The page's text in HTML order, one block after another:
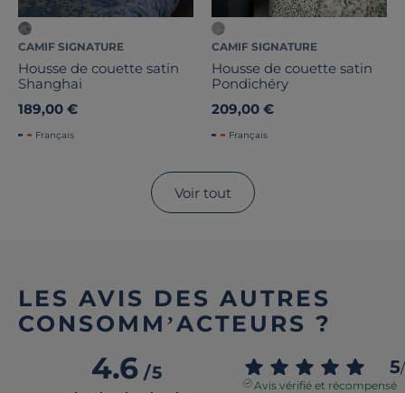
CAMIF SIGNATURE
Housse de couette satin
Shanghai
189,00 €
Français
CAMIF SIGNATURE
Housse de couette satin
Pondichéry
209,00 €
Français
Voir tout
LES AVIS DES AUTRES
CONSOMM’ACTEURS ?
4.6/5 5/
Avis vérifié et récompensé